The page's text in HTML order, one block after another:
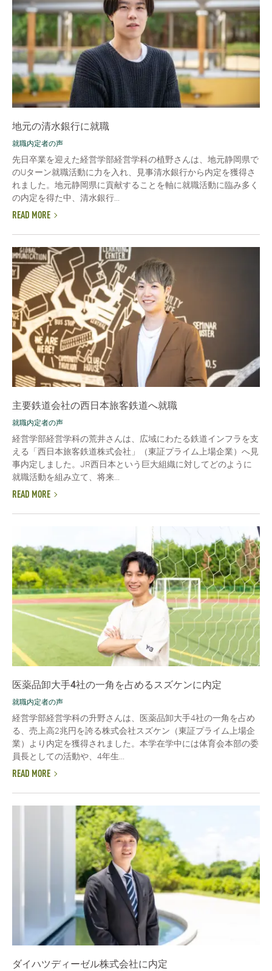
地元の清水銀行に就職
就職内定者の声
先日卒業を迎えた経営学部経営学科の植野さんは、地元静岡県で
のUターン就職活動に力を入れ、見事清水銀行から内定を獲得さ
れました。地元静岡県に貢献することを軸に就職活動に臨み多く
の内定を得た中、清水銀行...
READ MORE
主要鉄道会社の西日本旅客鉄道へ就職
就職内定者の声
経営学部経営学科の荒井さんは、広域にわたる鉄道インフラを支
える「西日本旅客鉄道株式会社」（東証プライム上場企業）へ見
事内定しました。JR西日本という巨大組織に対してどのように
就職活動を組み立て、将来...
READ MORE
医薬品卸大手4社の一角を占めるスズケンに内定
就職内定者の声
経営学部経営学科の升野さんは、医薬品卸大手4社の一角を占め
る、売上高2兆円を誇る株式会社スズケン（東証プライム上場企
業）より内定を獲得されました。本学在学中には体育会本部の委
員長としての活動や、4年生...
READ MORE
ダイハツディーゼル株式会社に内定